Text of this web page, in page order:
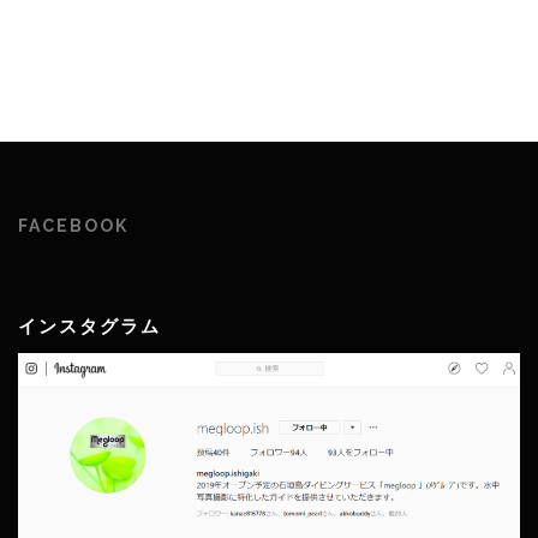
FACEBOOK
インスタグラム